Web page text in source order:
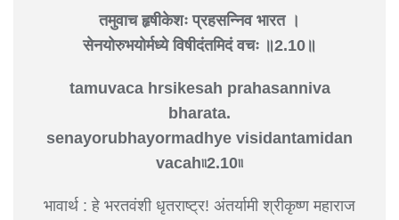
तमुवाच हृषीकेशः प्रहसन्निव भारत ।
सेनयोरुभयोर्मध्ये विषीदंतमिदं वचः ॥2.10॥
tamuvaca hrsikesah prahasanniva
bharata.
senayorubhayormadhye visidantamidan
vacah৷৷2.10৷৷
भावार्थ : हे भरतवंशी धृतराष्ट्र! अंतर्यामी श्रीकृष्ण महाराज